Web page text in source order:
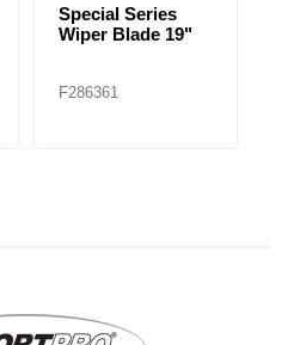
Universal Wiper
Blade 18"
F286352